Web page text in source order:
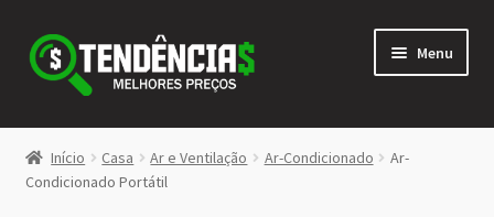
Pular
para
navegação
Pular
para
conteúdo
Menu
LOJA
<>
Início Casa Ar e Ventilação Ar-Condicionado
Ar-
Condicionado Portátil